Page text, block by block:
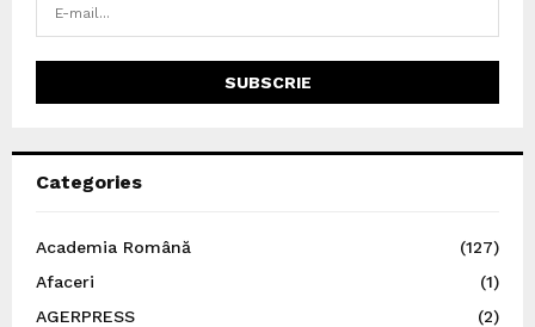
Categories
Academia Română
(127)
Afaceri
(1)
AGERPRESS
(2)